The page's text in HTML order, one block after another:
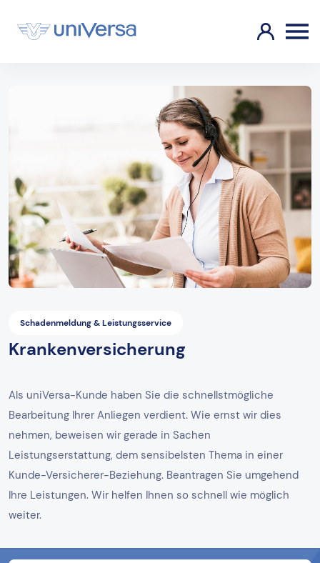
Schadenmeldung & Leistungsservice
Krankenversicherung
Als uniVersa-Kunde haben Sie die schnellstmögliche
Bearbeitung Ihrer Anliegen verdient. Wie ernst wir dies
nehmen, beweisen wir gerade in Sachen
Leistungserstattung, dem sensibelsten Thema in einer
Kunde-Versicherer-Beziehung. Beantragen Sie umgehend
Ihre Leistungen. Wir helfen Ihnen so schnell wie möglich
weiter.